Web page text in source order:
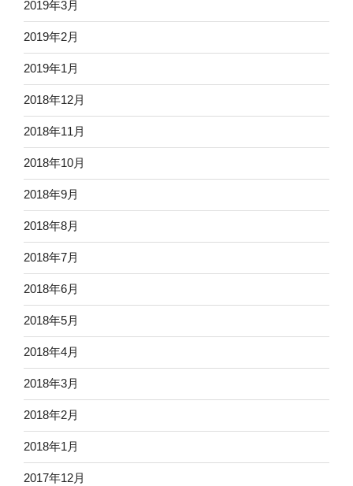
2019年3月
2019年2月
2019年1月
2018年12月
2018年11月
2018年10月
2018年9月
2018年8月
2018年7月
2018年6月
2018年5月
2018年4月
2018年3月
2018年2月
2018年1月
2017年12月